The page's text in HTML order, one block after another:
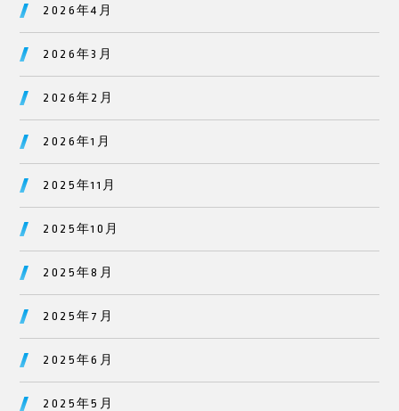
2026年4月
2026年3月
2026年2月
2026年1月
2025年11月
2025年10月
2025年8月
2025年7月
2025年6月
2025年5月